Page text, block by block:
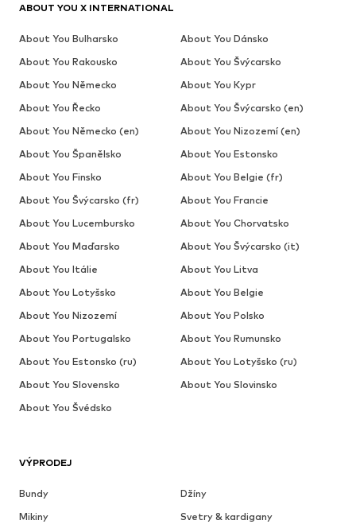
VÝPRODEJ
Bundy
Džíny
Mikiny
Svetry & kardigany
ABOUT YOU X INTERNATIONAL
About You Bulharsko
About You Dánsko
About You Rakousko
About You Švýcarsko
About You Německo
About You Kypr
About You Řecko
About You Švýcarsko (en)
About You Německo (en)
About You Nizozemí (en)
About You Španělsko
About You Estonsko
About You Finsko
About You Belgie (fr)
About You Švýcarsko (fr)
About You Francie
About You Lucembursko
About You Chorvatsko
About You Maďarsko
About You Švýcarsko (it)
About You Itálie
About You Litva
About You Lotyšsko
About You Belgie
About You Nizozemí
About You Polsko
About You Portugalsko
About You Rumunsko
About You Estonsko (ru)
About You Lotyšsko (ru)
About You Slovensko
About You Slovinsko
About You Švédsko